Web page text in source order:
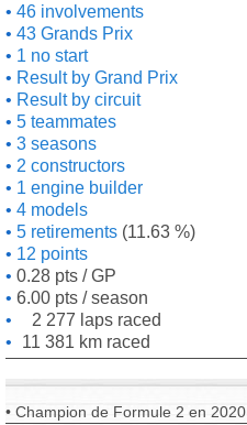
46 involvements
43 Grands Prix
1 no start
Result by Grand Prix
Result by circuit
5 teammates
3 seasons
2 constructors
1 engine builder
4 models
5 retirements (11.63 %)
12 points
0.28 pts / GP
6.00 pts / season
2 277 laps raced
11 381 km raced
• Champion de Formule 2 en 2020